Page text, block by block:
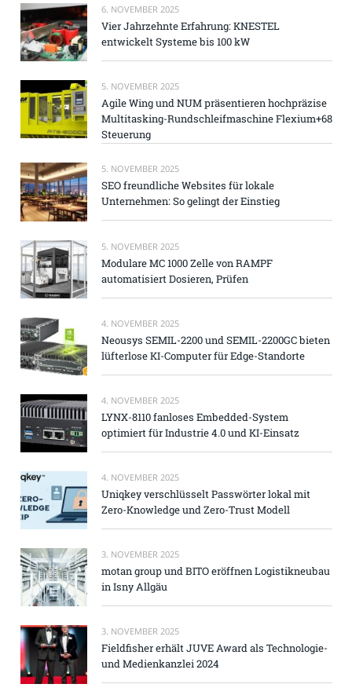
6. NOVEMBER 2025
Vier Jahrzehnte Erfahrung: KNESTEL
entwickelt Systeme bis 100 kW
5. NOVEMBER 2025
Agile Wing und NUM präsentieren hochpräzise
Multitasking-Rundschleifmaschine Flexium+68
Steuerung
5. NOVEMBER 2025
SEO freundliche Websites für lokale
Unternehmen: So gelingt der Einstieg
5. NOVEMBER 2025
Modulare MC 1000 Zelle von RAMPF
automatisiert Dosieren, Prüfen
4. NOVEMBER 2025
Neousys SEMIL-2200 und SEMIL-2200GC bieten
lüfterlose KI-Computer für Edge-Standorte
4. NOVEMBER 2025
LYNX-8110 fanloses Embedded-System
optimiert für Industrie 4.0 und KI-Einsatz
4. NOVEMBER 2025
Uniqkey verschlüsselt Passwörter lokal mit
Zero-Knowledge und Zero-Trust Modell
3. NOVEMBER 2025
motan group und BITO eröffnen Logistikneubau
in Isny Allgäu
3. NOVEMBER 2025
Fieldfisher erhält JUVE Award als Technologie-
und Medienkanzlei 2024